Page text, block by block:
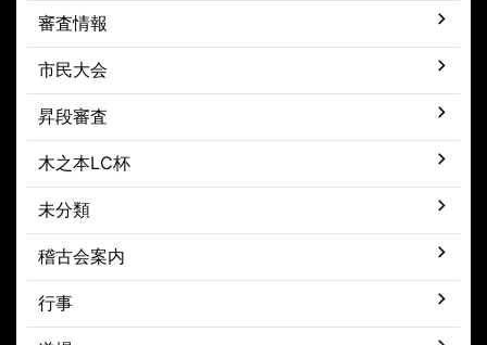
審査情報
市民大会
昇段審査
木之本LC杯
未分類
稽古会案内
行事